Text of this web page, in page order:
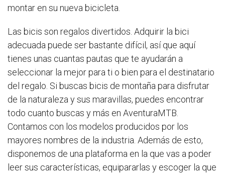
montar en su nueva bicicleta.
Las bicis son regalos divertidos. Adquirir la bici
adecuada puede ser bastante difícil, así que aquí
tienes unas cuantas pautas que te ayudarán a
seleccionar la mejor para ti o bien para el destinatario
del regalo. Si buscas bicis de montaña para disfrutar
de la naturaleza y sus maravillas, puedes encontrar
todo cuanto buscas y más en AventuraMTB.
Contamos con los modelos producidos por los
mayores nombres de la industria. Además de esto,
disponemos de una plataforma en la que vas a poder
leer sus características, equipararlas y escoger la que